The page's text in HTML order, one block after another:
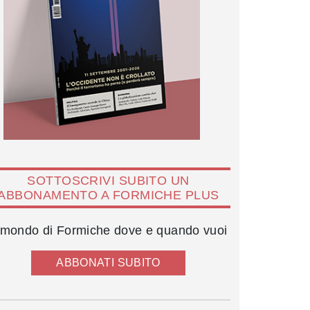
SOTTOSCRIVI SUBITO UN
A FORMICHE PLUS
di Formiche dove e quando vuoi
ABBONATI SUBITO